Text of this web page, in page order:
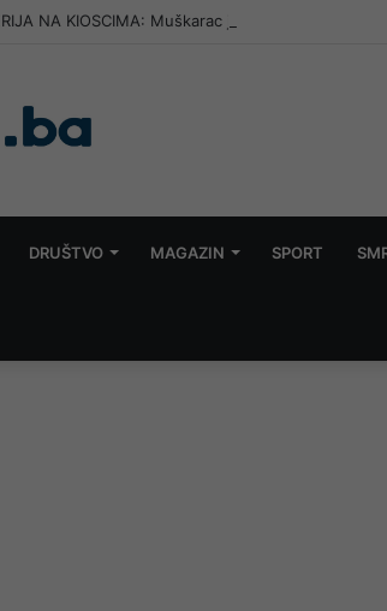
NA KIOSCIMA: Muškarac jutros u Konjicu
DRUŠTVO MAGAZIN SPORT